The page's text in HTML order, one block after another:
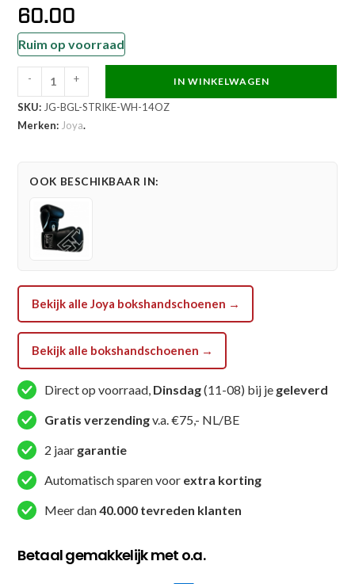
60.00
Ruim op voorraad
Strike
Veters
aantal
- + IN WINKELWAGEN
SKU: JG-BGL-STRIKE-WH-14OZ
Merken: Joya.
OOK BESCHIKBAAR IN:
Bekijk alle Joya bokshandschoenen →
Bekijk alle bokshandschoenen →
Direct op voorraad, Dinsdag(11-08) bij je geleverd
Gratis verzendingv.a. €75,- NL/BE
2 jaar garantie
Automatisch sparen voor extra korting
Meer dan40.000 tevreden klanten
Betaal gemakkelijk met o.a.